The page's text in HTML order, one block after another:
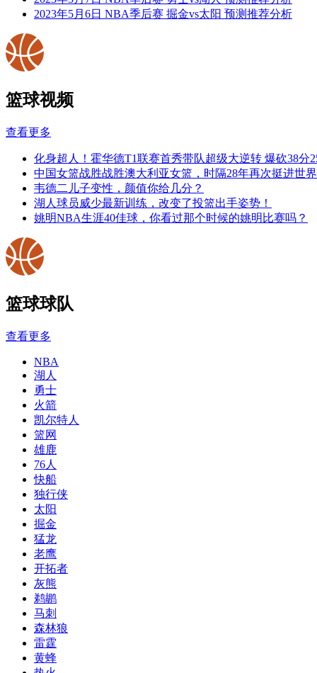
2023年5月6日 NBA季后赛 掘金vs太阳 预测推荐分析
篮球视频
查看更多
化身超人！霍华德T1联赛首秀带队超级大逆转 爆砍38分
中国女篮战胜战胜澳大利亚女篮，时隔28年再次挺进世
韦德二儿子变性，颜值你给几分？
湖人球员威少最新训练，改变了投篮出手姿势！
姚明NBA生涯40佳球，你看过那个时候的姚明比赛吗？
篮球球队
查看更多
NBA
湖人
勇士
火箭
凯尔特人
篮网
雄鹿
76人
快船
独行侠
太阳
掘金
猛龙
老鹰
开拓者
灰熊
鹈鹕
马刺
森林狼
雷霆
黄蜂